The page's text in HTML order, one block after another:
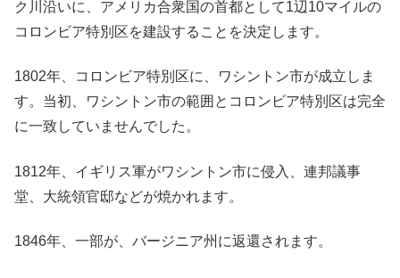
ク川沿いに、アメリカ合衆国の首都として1辺10マイルの
コロンビア特別区を建設することを決定します。
1802年、コロンビア特別区に、ワシントン市が成立しま
す。当初、ワシントン市の範囲とコロンビア特別区は完全
に一致していませんでした。
1812年、イギリス軍がワシントン市に侵入、連邦議事
堂、大統領官邸などが焼かれます。
1846年、一部が、バージニア州に返還されます。